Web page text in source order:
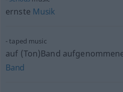
ernste Musik
taped music
auf (Ton)Band
Band